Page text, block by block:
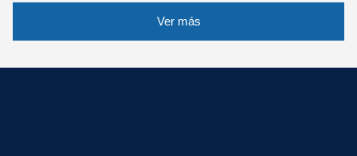
Ver más